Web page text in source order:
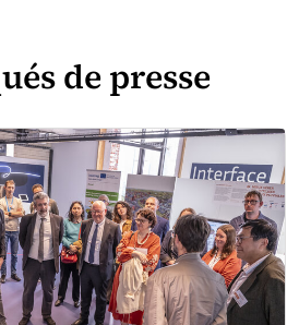
de presse